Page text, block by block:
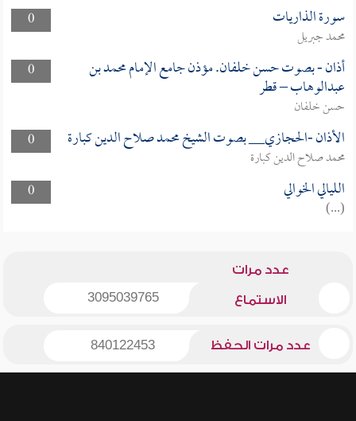
0
سورة الذاريات
محمد جبريل
0
أذان - بصوت حسن خلفان. مؤذن جامع الإمام محمد بن
عبدالوهاب – قطر
حسن خلفان
0
الأذان -الحجازي__ بصوت الشيخ محمد صلاح الدين كبارة
محمد صلاح الدين كبارة
0
الليالي الخوالي
(...)
عدد مرات
الاستماع 3095039765
عدد مرات الحفظ 840122453